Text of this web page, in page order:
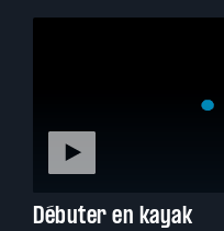
Débuter en kayak